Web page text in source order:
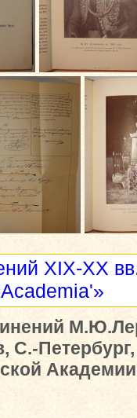
XIX-XX
Петербург,